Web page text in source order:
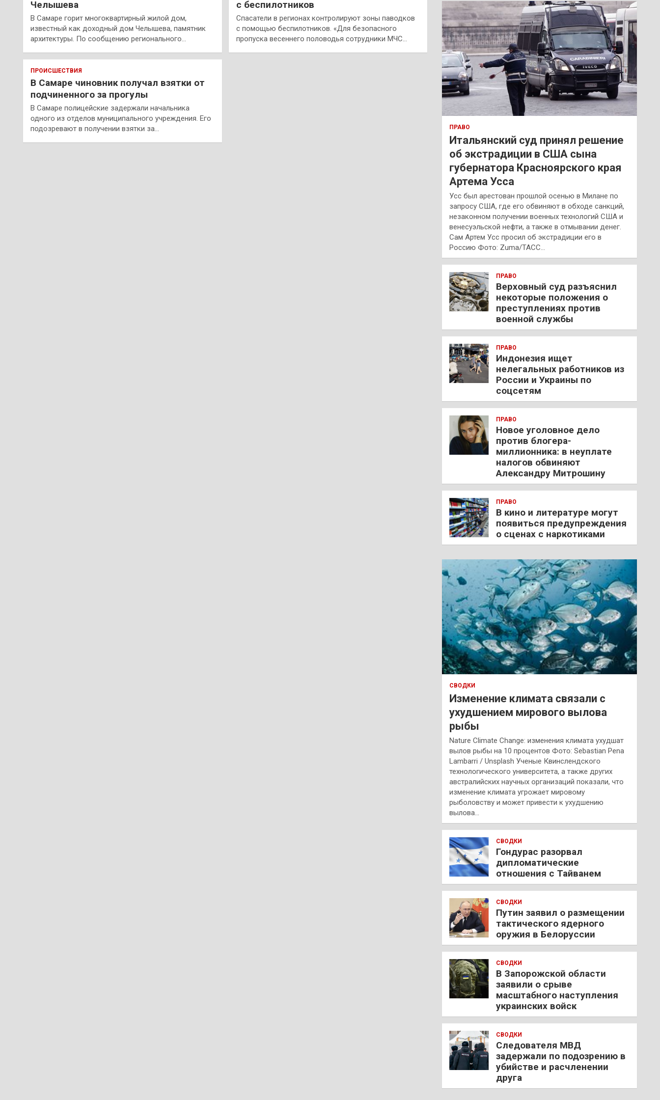
Челышева
В Самаре горит многоквартирный жилой дом,
известный как доходный дом Челышева, памятник
архитектуры. По сообщению регионального…
с беспилотников
Спасатели в регионах контролируют зоны паводков
с помощью беспилотников. «Для безопасного
пропуска весеннего половодья сотрудники МЧС…
ПРОИСШЕСТВИЯ
В Самаре чиновник получал взятки от
подчиненного за прогулы
В Самаре полицейские задержали начальника
одного из отделов муниципального учреждения. Его
подозревают в получении взятки за…
к
ПРАВО
Итальянский суд принял решение
об экстрадиции в США сына
губернатора Красноярского края
Артема Усса
Усс был арестован прошлой осенью в Милане по
запросу США, где его обвиняют в обходе санкций,
незаконном получении военных технологий США и
венесуэльской нефти, а также в отмывании денег.
Сам Артем Усс просил об экстрадиции его в
Россию Фото: Zuma/ТАСС…
ПРАВО
Верховный суд разъяснил
некоторые положения о
преступлениях против
военной службы
ПРАВО
Индонезия ищет
нелегальных работников из
России и Украины по
соцсетям
ПРАВО
Новое уголовное дело
против блогера-
миллионника: в неуплате
налогов обвиняют
Александру Митрошину
ПРАВО
В кино и литературе могут
появиться предупреждения
о сценах с наркотиками
СВОДКИ
Изменение климата связали с
ухудшением мирового вылова
рыбы
Nature Climate Change: изменения климата ухудшат
вылов рыбы на 10 процентов Фото: Sebastian Pena
Lambarri / Unsplash Ученые Квинслендского
технологического университета, а также других
австралийских научных организаций показали, что
изменение климата угрожает мировому
рыболовству и может привести к ухудшению
вылова…
СВОДКИ
Гондурас разорвал
дипломатические
отношения с Тайванем
СВОДКИ
Путин заявил о размещении
тактического ядерного
оружия в Белоруссии
СВОДКИ
В Запорожской области
заявили о срыве
масштабного наступления
украинских войск
СВОДКИ
Следователя МВД
задержали по подозрению в
убийстве и расчленении
друга